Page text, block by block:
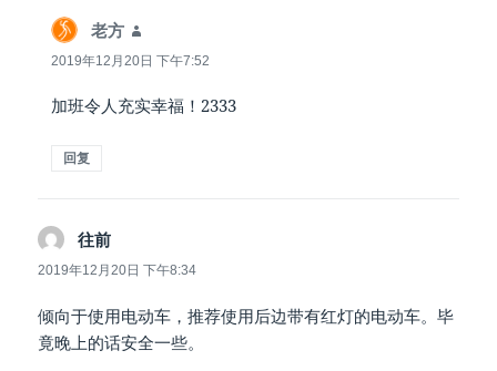
老方
道：
2019年12月20日 下午7:52
加班令人充实幸福！2333
回复
往前
道：
2019年12月20日 下午8:34
倾向于使用电动车，推荐使用后边带有红灯的电动车。毕
竟晚上的话安全一些。